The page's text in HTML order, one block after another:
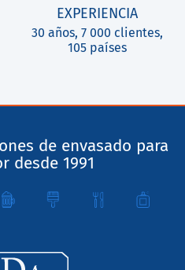
EXPERIENCIA
30 años, 7 000 clientes,
105 países
de envasado para
desde 1991